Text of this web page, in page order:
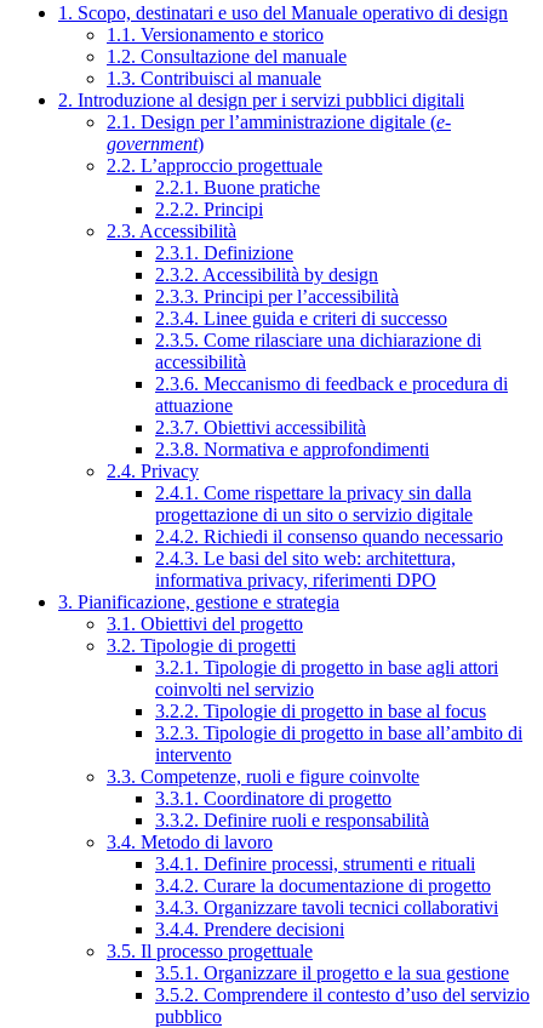
1. Scopo, destinatari e uso del Manuale operativo di design
1.1. Versionamento e storico
1.2. Consultazione del manuale
1.3. Contribuisci al manuale
2. Introduzione al design per i servizi pubblici digitali
2.1. Design per l’amministrazione digitale (e-
government)
2.2. L’approccio progettuale
2.2.1. Buone pratiche
2.2.2. Principi
2.3. Accessibilità
2.3.1. Definizione
2.3.2. Accessibilità by design
2.3.3. Principi per l’accessibilità
2.3.4. Linee guida e criteri di successo
2.3.5. Come rilasciare una dichiarazione di
accessibilità
2.3.6. Meccanismo di feedback e procedura di
attuazione
2.3.7. Obiettivi accessibilità
2.3.8. Normativa e approfondimenti
2.4. Privacy
2.4.1. Come rispettare la privacy sin dalla
progettazione di un sito o servizio digitale
2.4.2. Richiedi il consenso quando necessario
2.4.3. Le basi del sito web: architettura,
informativa privacy, riferimenti DPO
3. Pianificazione, gestione e strategia
3.1. Obiettivi del progetto
3.2. Tipologie di progetti
3.2.1. Tipologie di progetto in base agli attori
coinvolti nel servizio
3.2.2. Tipologie di progetto in base al focus
3.2.3. Tipologie di progetto in base all’ambito di
intervento
3.3. Competenze, ruoli e figure coinvolte
3.3.1. Coordinatore di progetto
3.3.2. Definire ruoli e responsabilità
3.4. Metodo di lavoro
3.4.1. Definire processi, strumenti e rituali
3.4.2. Curare la documentazione di progetto
3.4.3. Organizzare tavoli tecnici collaborativi
3.4.4. Prendere decisioni
3.5. Il processo progettuale
3.5.1. Organizzare il progetto e la sua gestione
3.5.2. Comprendere il contesto d’uso del servizio
pubblico